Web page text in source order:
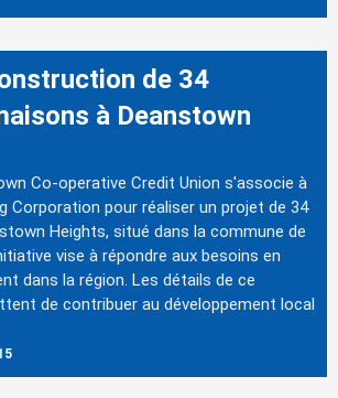
de 34
à Deanstown
Co-operative Credit Union s'associe à
Corporation pour réaliser un projet de 34
Heights, situé dans la commune de
vise à répondre aux besoins en
dans la région. Les détails de ce
de contribuer au développement local